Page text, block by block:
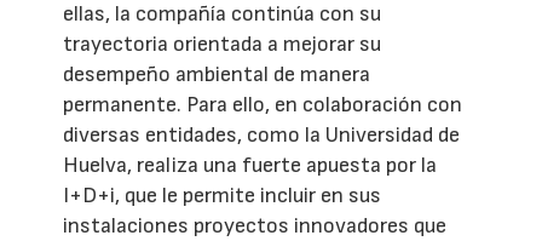
ellas, la compañía continúa con su
trayectoria orientada a mejorar su
desempeño ambiental de manera
permanente. Para ello, en colaboración con
diversas entidades, como la Universidad de
Huelva, realiza una fuerte apuesta por la
I+D+i, que le permite incluir en sus
instalaciones proyectos innovadores que